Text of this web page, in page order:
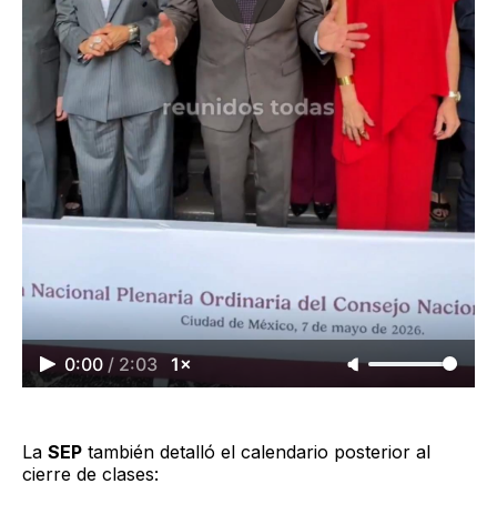
0:00 / 2:03 1×
La SEP también detalló el calendario posterior al
cierre de clases: